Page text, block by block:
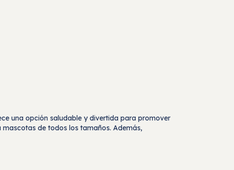
una opción saludable y divertida para promover
de todos los tamaños. Además,